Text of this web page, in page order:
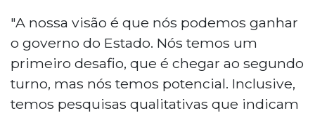
"A nossa visão é que nós podemos ganhar
o governo do Estado. Nós temos um
primeiro desafio, que é chegar ao segundo
turno, mas nós temos potencial. Inclusive,
temos pesquisas qualitativas que indicam